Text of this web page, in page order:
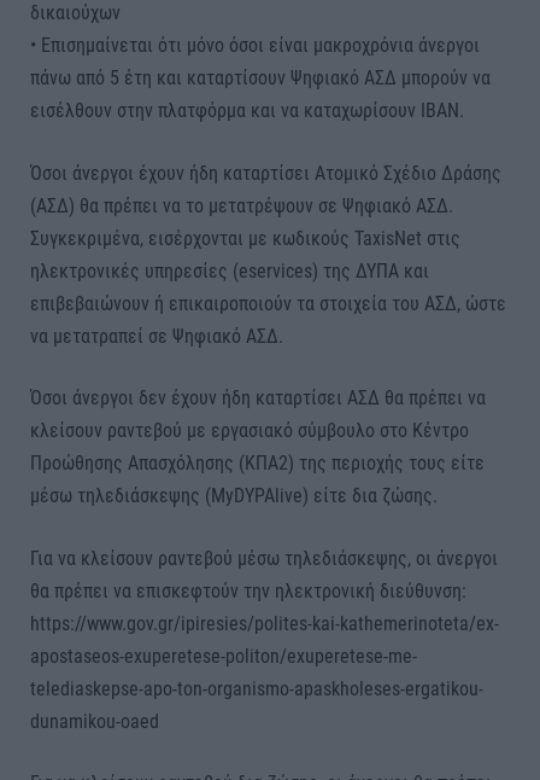
δικαιούχων
• Επισημαίνεται ότι μόνο όσοι είναι μακροχρόνια άνεργοι
πάνω από 5 έτη και καταρτίσουν Ψηφιακό ΑΣΔ μπορούν να
εισέλθουν στην πλατφόρμα και να καταχωρίσουν ΙΒΑΝ.
Όσοι άνεργοι έχουν ήδη καταρτίσει Ατομικό Σχέδιο Δράσης
(ΑΣΔ) θα πρέπει να το μετατρέψουν σε Ψηφιακό ΑΣΔ.
Συγκεκριμένα, εισέρχονται με κωδικούς TaxisNet στις
ηλεκτρονικές υπηρεσίες (eservices) της ΔΥΠΑ και
επιβεβαιώνουν ή επικαιροποιούν τα στοιχεία του ΑΣΔ, ώστε
να μετατραπεί σε Ψηφιακό ΑΣΔ.
Όσοι άνεργοι δεν έχουν ήδη καταρτίσει ΑΣΔ θα πρέπει να
κλείσουν ραντεβού με εργασιακό σύμβουλο στο Κέντρο
Προώθησης Απασχόλησης (ΚΠΑ2) της περιοχής τους είτε
μέσω τηλεδιάσκεψης (MyDYPAlive) είτε δια ζώσης.
Για να κλείσουν ραντεβού μέσω τηλεδιάσκεψης, οι άνεργοι
θα πρέπει να επισκεφτούν την ηλεκτρονική διεύθυνση:
https://www.gov.gr/ipiresies/polites-kai-kathemerinoteta/ex-
apostaseos-exuperetese-politon/exuperetese-me-
telediaskepse-apo-ton-organismo-apaskholeses-ergatikou-
dunamikou-oaed